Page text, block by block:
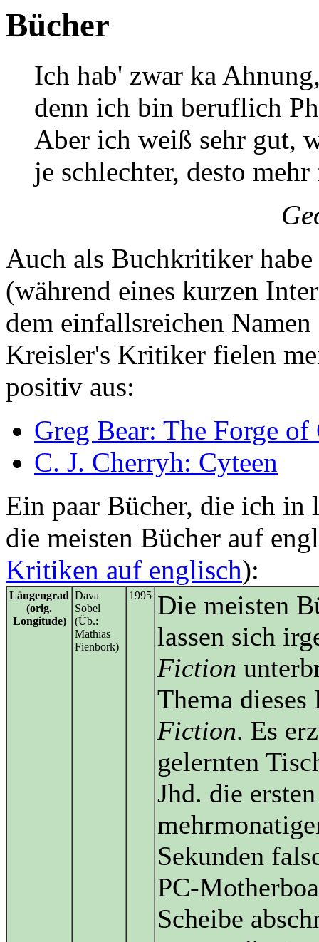
Bücher
Ich hab' zwar ka
denn ich bin beruflich
Aber ich weiß sehr gut,
je schlechter, desto
Auch als Buchkritiker
(während eines kurzen
dem einfallsreichen Namen
Kreisler's Kritiker fielen
positiv aus:
Greg Bear: The Forge of
C. J. Cherryh: Cyteen
Ein paar Bücher, die ich in
die meisten Bücher auf
Kritiken auf englisch):
Längengrad
(orig.
Longitude)
Dava
Sobel
(Üb.:
Mathias
Fienbork)
1995 Die meisten
lassen sich
Fiction
Thema dieses
Fiction. Es
gelernten
Jhd. die
Sekunden
PC-
Scheibe